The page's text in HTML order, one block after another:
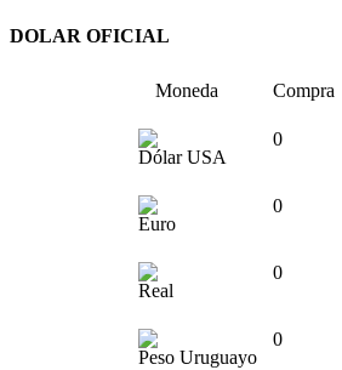
DOLAR OFICIAL
Moneda Compra
Dólar USA
0
Euro
0
Real
0
Peso Uruguayo
0